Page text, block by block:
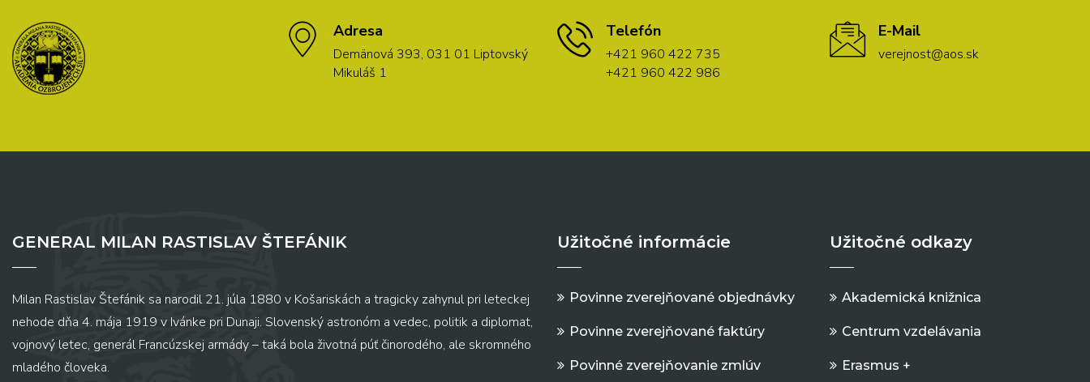
Adresa
Demänová 393, 031 01 Liptovský
Mikuláš 1
Telefón
+421 960 422 735
+421 960 422 986
E-Mail
verejnost@aos.sk
GENERAL MILAN RASTISLAV ŠTEFÁNIK
Milan Rastislav Štefánik sa narodil 21. júla 1880 v Košariskách a tragicky zahynul pri leteckej
nehode dňa 4. mája 1919 v Ivánke pri Dunaji. Slovenský astronóm a vedec, politik a diplomat,
vojnový letec, generál Francúzskej armády – taká bola životná púť činorodého, ale skromného
mladého človeka.
Užitočné informácie
Povinne zverejňované objednávky
Povinne zverejňované faktúry
Povinné zverejňovanie zmlúv
Užitočné odkazy
Akademická knižnica
Centrum vzdelávania
Erasmus +